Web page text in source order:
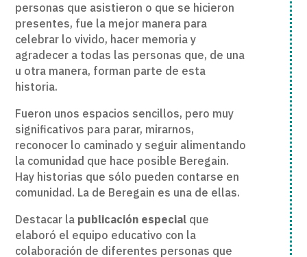
personas que asistieron o que se hicieron
presentes, fue la mejor manera para
celebrar lo vivido, hacer memoria y
agradecer a todas las personas que, de una
u otra manera, forman parte de esta
historia.
Fueron unos espacios sencillos, pero muy
significativos para parar, mirarnos,
reconocer lo caminado y seguir alimentando
la comunidad que hace posible Beregain.
Hay historias que sólo pueden contarse en
comunidad. La de Beregain es una de ellas.
Destacar la publicación especial que
elaboró el equipo educativo con la
colaboración de diferentes personas que